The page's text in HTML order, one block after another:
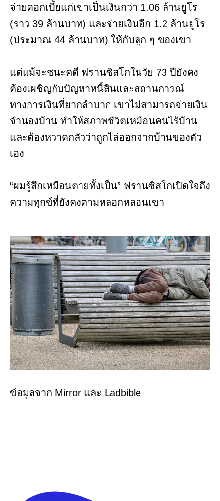
จ่ายดอกเบี้ยแก่เขาเป็นเงินกว่า 1.06 ล้านยูโร
(ราว 39 ล้านบาท) และจ่ายเงินอีก 1.2 ล้านยูโร
(ประมาณ 44 ล้านบาท) ให้กับลูก ๆ ของเขา
แต่แม้จะชนะคดี ฟรานซิสโกในวัย 73 ปียังคง
ต้องเผชิญกับปัญหาหนี้สินและสถานการณ์
ทางการเงินที่ยากลำบาก เขาไม่สามารถจ่ายเงิน
จำนองบ้าน ทำให้สภาพชีวิตเหมือนคนไร้บ้าน
และต้องหวาดกลัวว่าถูกไล่ออกจากบ้านของตัว
เอง
“ผมรู้สึกเหมือนตายทั้งเป็น” ฟรานซิสโกเปิดใจถึง
ความทุกข์ที่ยังคงตามหลอกหลอนเขา
ข้อมูลจาก Mirror และ Ladbible